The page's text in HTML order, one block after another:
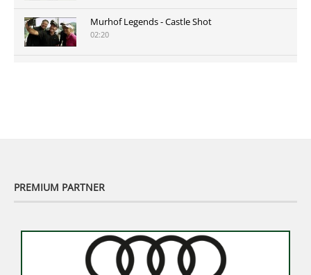
Murhof Legends - Castle Shot
02:20
PREMIUM PARTNER